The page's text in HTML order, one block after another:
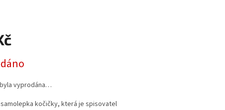
vyprodána…
kočičky, která je spisovatel